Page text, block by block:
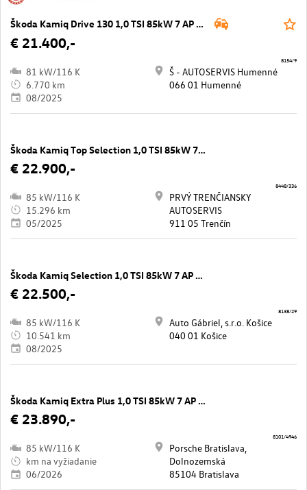
Škoda Kamiq Drive 130 1,0 TSI 85kW 7 AP DSG
€ 21.400,-
81 kW/116 K
6.770 km
08/2025
Š - AUTOSERVIS Humenné
066 01 Humenné
8154/9
Škoda Kamiq Top Selection 1,0 TSI 85kW 7AP DSG
€ 22.900,-
85 kW/116 K
15.296 km
05/2025
PRVÝ TRENČIANSKY
AUTOSERVIS
911 05 Trenčín
8448/336
Škoda Kamiq Selection 1,0 TSI 85kW 7 AP DSG
€ 22.500,-
85 kW/116 K
10.541 km
08/2025
Auto Gábriel, s.r.o. Košice
040 01 Košice
8138/29
Škoda Kamiq Extra Plus 1,0 TSI 85kW 7 AP DSG
€ 23.890,-
85 kW/116 K
km na vyžiadanie
06/2026
Porsche Bratislava,
Dolnozemská
85104 Bratislava
8101/4946